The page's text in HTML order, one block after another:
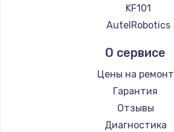
KF101
AutelRobotics
О сервисе
Цены на ремонт
Гарантия
Отзывы
Диагностика